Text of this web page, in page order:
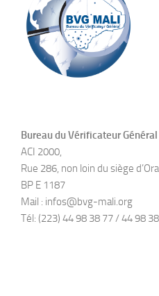
Bureau du Vérificateur
ACI 2000,
Rue 286, non loin du siège
BP E 1187
Mail : infos@bvg-mali.org
Tél: (223) 44 98 38 77 / 44 98